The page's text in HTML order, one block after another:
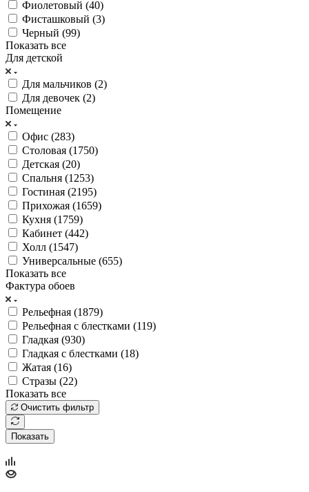
Фиолетовый (40)
Фисташковый (3)
Черный (99)
Показать все
Для детской
Для мальчиков (2)
Для девочек (2)
Помещение
Офис (283)
Столовая (1750)
Детская (20)
Спальня (1253)
Гостиная (2195)
Прихожая (1659)
Кухня (1759)
Кабинет (442)
Холл (1547)
Универсальные (655)
Показать все
Фактура обоев
Рельефная (1879)
Рельефная с блестками (119)
Гладкая (930)
Гладкая с блестками (18)
Жатая (16)
Стразы (22)
Показать все
Очистить фильтр
Показать